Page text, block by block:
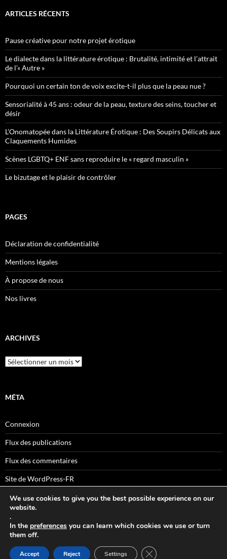
ARTICLES RÉCENTS
Pause créative pour notre projet érotique
Le dialecte dans la littérature érotique : Brutalité, intimité et l’attrait
de l’« Autre »
Pourquoi un certain ton de voix excite-t-il plus que la peau nue ?
Sensorialité à 45 ans : odeur de la peau, texture des seins, toucher et
désir
L’Onomatopée dans la Littérature Érotique : Des Soupirs Délicats aux
Claquements Humides
Scènes LGBTQ+ ENF sans reproduire le « regard masculin »
Le bizutage et le plaisir de contrôler
PAGES
Déclaration de confidentialité
Mentions légales
À propose de nous
Nos livres
ARCHIVES
Archives
MÉTA
Connexion
Flux des publications
Flux des commentaires
Site de WordPress-FR
Sitemaps
We use cookies to give you the best possible experience on our
website.
.
In the preferences you can learn which cookies we use or turn
them off.
Accept Reject Settings FERMER LA